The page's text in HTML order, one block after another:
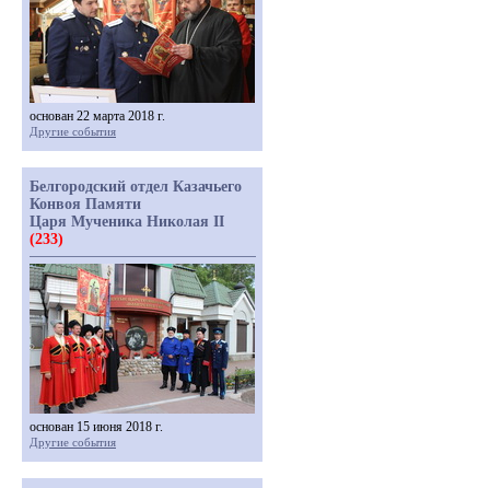
основан 22 марта 2018 г.
Другие события
Белгородский отдел Казачьего
Конвоя Памяти
Царя Мученика Николая II
(233)
основан 15 июня 2018 г.
Другие события